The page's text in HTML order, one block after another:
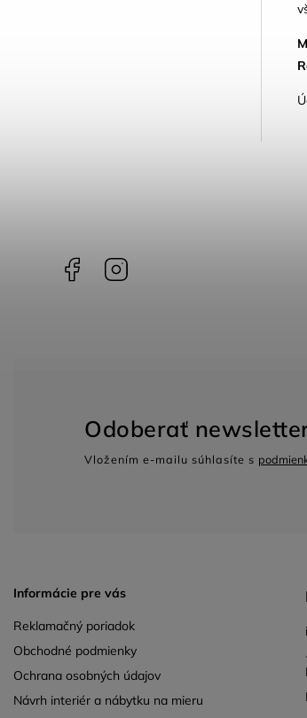
Facebook
Informácie pre vás
Reklamačný poriadok
Obchodné podmienky
Ochrana osobných údajov
Návrh interiér a nábytku na mieru
Odoberať
Vložením e-mailu súhlasíte s